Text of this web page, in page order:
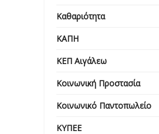
Καθαριότητα
ΚΑΠΗ
ΚΕΠ Αιγάλεω
Κοινωνική Προστασία
Κοινωνικό Παντοπωλείο
ΚΥΠΕΕ